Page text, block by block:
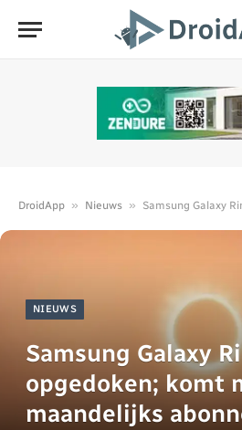
DroidApp » Nieuws » Samsung Galaxy Ring prijs
NIEUWS
Samsung Galaxy
opgedoken; komt
maandelijks